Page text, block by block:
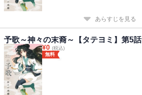
あらすじを見る
予歌～神々の末裔～【タテヨミ】第5話
¥0 (税込)
無料